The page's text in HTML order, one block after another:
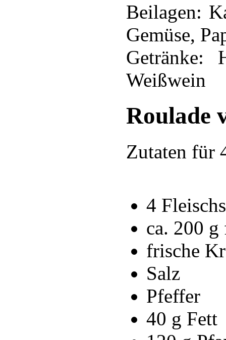
Beilagen:
Gemüse,
Getränke:
Weißwein
Roulade
Zutaten für
4
ca. 200 g
frische
Salz
Pfeffer
40 g Fett